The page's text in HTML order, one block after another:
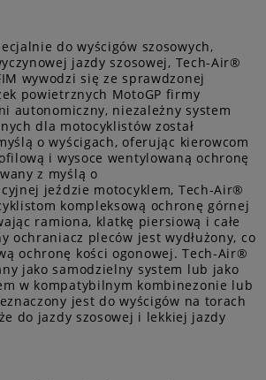
do wyścigów szosowych,
jazdy szosowej, Tech-Air®
wywodzi się ze sprawdzonej
powietrznych MotoGP firmy
autonomiczny, niezależny system
dla motocyklistów został
o wyścigach, oferując kierowcom
i wysoce wentylowaną ochronę
z myślą o
jeździe motocyklem, Tech-Air®
kompleksową ochronę górnej
ramiona, klatkę piersiową i całe
ochraniacz pleców jest wydłużony, co
ochronę kości ogonowej. Tech-Air®
jako samodzielny system lub jako
w kompatybilnym kombinezonie lub
jest do wyścigów na torach
do jazdy szosowej i lekkiej jazdy